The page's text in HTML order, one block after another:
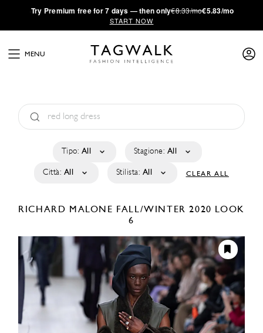
·Try Premium free for 7 days — then only€8.33/mo€5.83/mo
START NOW
MENU
Tipo: All Stagione: All
Città: All Stilista: All CLEAR ALL
RICHARD MALONE FALL/WINTER 2020 LOOK
6